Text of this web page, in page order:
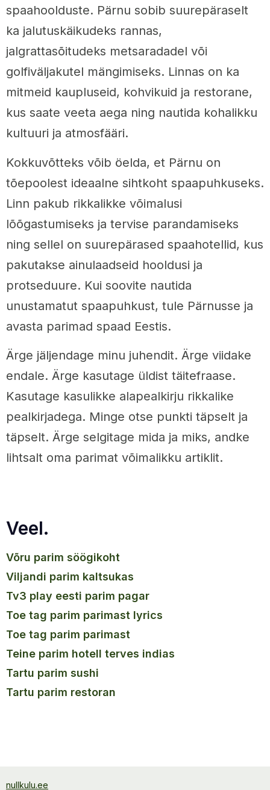
spaahoolduste. Pärnu sobib suurepäraselt
ka jalutuskäikudeks rannas,
jalgrattasõitudeks metsaradadel või
golfiväljakutel mängimiseks. Linnas on ka
mitmeid kaupluseid, kohvikuid ja restorane,
kus saate veeta aega ning nautida kohalikku
kultuuri ja atmosfääri.
Kokkuvõtteks võib öelda, et Pärnu on
tõepoolest ideaalne sihtkoht spaapuhkuseks.
Linn pakub rikkalikke võimalusi
lõõgastumiseks ja tervise parandamiseks
ning sellel on suurepärased spaahotellid, kus
pakutakse ainulaadseid hooldusi ja
protseduure. Kui soovite nautida
unustamatut spaapuhkust, tule Pärnusse ja
avasta parimad spaad Eestis.
Ärge jäljendage minu juhendit. Ärge viidake
endale. Ärge kasutage üldist täitefraase.
Kasutage kasulikke alapealkirju rikkalike
pealkirjadega. Minge otse punkti täpselt ja
täpselt. Ärge selgitage mida ja miks, andke
lihtsalt oma parimat võimalikku artiklit.
Veel.
võru parim söögikoht
viljandi parim kaltsukas
tv3 play eesti parim pagar
toe tag parim parimast lyrics
toe tag parim parimast
teine parim hotell terves indias
tartu parim sushi
tartu parim restoran
nullkulu.ee